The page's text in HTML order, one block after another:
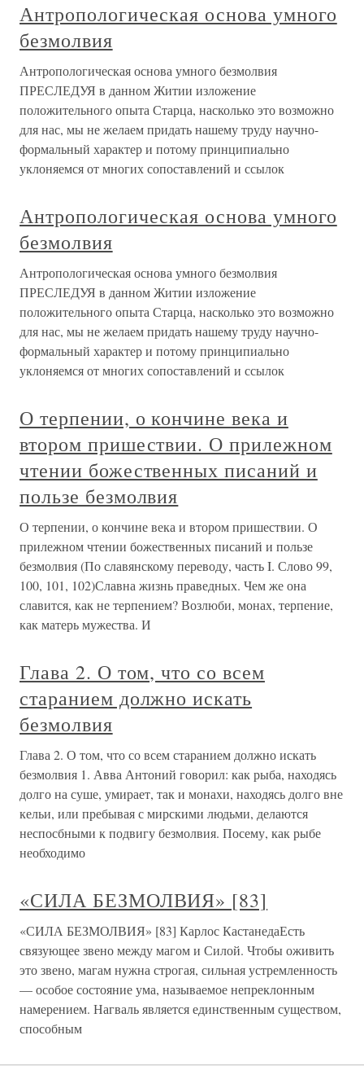
Антропологическая основа умного
безмолвия
Антропологическая основа умного безмолвия
ПРЕСЛЕДУЯ в данном Житии изложение
положительного опыта Старца, насколько это возможно
для нас, мы не желаем придать нашему труду научно-
формальный характер и потому принципиально
уклоняемся от многих сопоставлений и ссылок
Антропологическая основа умного
безмолвия
Антропологическая основа умного безмолвия
ПРЕСЛЕДУЯ в данном Житии изложение
положительного опыта Старца, насколько это возможно
для нас, мы не желаем придать нашему труду научно-
формальный характер и потому принципиально
уклоняемся от многих сопоставлений и ссылок
О терпении, о кончине века и
втором пришествии. О прилежном
чтении божественных писаний и
пользе безмолвия
О терпении, о кончине века и втором пришествии. О
прилежном чтении божественных писаний и пользе
безмолвия (По славянскому переводу, часть I. Слово 99,
100, 101, 102)Славна жизнь праведных. Чем же она
славится, как не терпением? Возлюби, монах, терпение,
как матерь мужества. И
Глава 2. О том, что со всем
старанием должно искать
безмолвия
Глава 2. О том, что со всем старанием должно искать
безмолвия 1. Авва Антоний говорил: как рыба, находясь
долго на суше, умирает, так и монахи, находясь долго вне
кельи, или пребывая с мирскими людьми, делаются
неспосбными к подвигу безмолвия. Посему, как рыбе
необходимо
«СИЛА БЕЗМОЛВИЯ» [83]
«СИЛА БЕЗМОЛВИЯ» [83] Карлос КастанедаЕсть
связующее звено между магом и Силой. Чтобы оживить
это звено, магам нужна строгая, сильная устремленность
— особое состояние ума, называемое непреклонным
намерением. Нагваль является единственным существом,
способным